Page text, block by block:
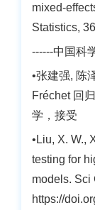
mixed-
Statistics,
------中国科
•张建强, 陈
Fréchet 回
学，接受
•Liu, X. W.,
testing for
models. Sci
https://